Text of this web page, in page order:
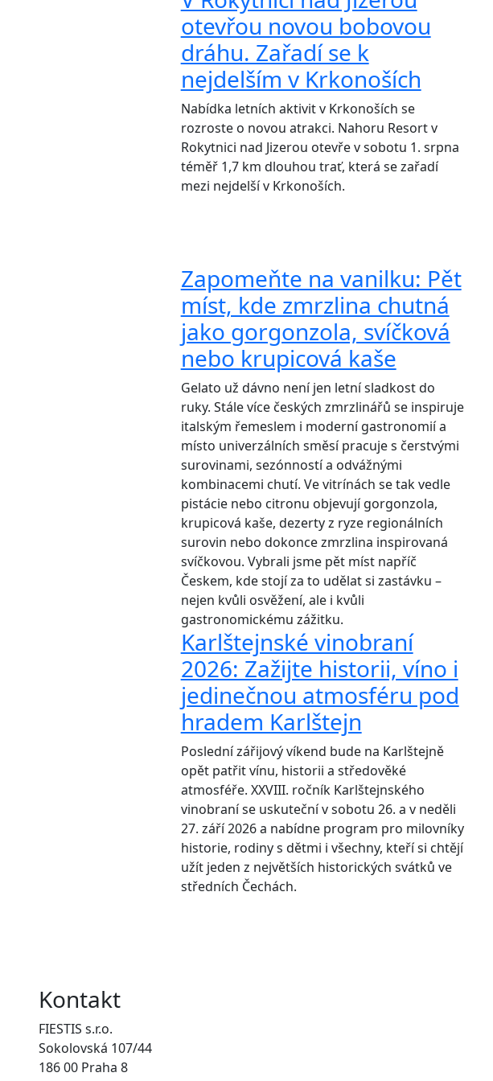
otevřou novou bobovou
dráhu. Zařadí se k
nejdelším v Krkonoších
Nabídka letních aktivit v Krkonoších se
rozroste o novou atrakci. Nahoru Resort v
Rokytnici nad Jizerou otevře v sobotu 1. srpna
téměř 1,7 km dlouhou trať, která se zařadí
mezi nejdelší v Krkonoších.
Zapomeňte na vanilku: Pět
míst, kde zmrzlina chutná
jako gorgonzola, svíčková
nebo krupicová kaše
Gelato už dávno není jen letní sladkost do
ruky. Stále více českých zmrzlinářů se inspiruje
italským řemeslem i moderní gastronomií a
místo univerzálních směsí pracuje s čerstvými
surovinami, sezónností a odvážnými
kombinacemi chutí. Ve vitrínách se tak vedle
pistácie nebo citronu objevují gorgonzola,
krupicová kaše, dezerty z ryze regionálních
surovin nebo dokonce zmrzlina inspirovaná
svíčkovou. Vybrali jsme pět míst napříč
Českem, kde stojí za to udělat si zastávku –
nejen kvůli osvěžení, ale i kvůli
gastronomickému zážitku.
Karlštejnské vinobraní
2026: Zažijte historii, víno i
jedinečnou atmosféru pod
hradem Karlštejn
Poslední zářijový víkend bude na Karlštejně
opět patřit vínu, historii a středověké
atmosféře. XXVIII. ročník Karlštejnského
vinobraní se uskuteční v sobotu 26. a v neděli
27. září 2026 a nabídne program pro milovníky
historie, rodiny s dětmi i všechny, kteří si chtějí
užít jeden z největších historických svátků ve
středních Čechách.
Kontakt
FIESTIS s.r.o.
Sokolovská 107/44
186 00 Praha 8